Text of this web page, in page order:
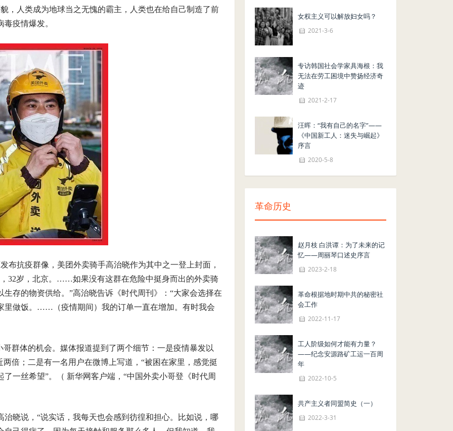
，人类成为地球当之无愧的霸主，人类也在给自己制造了前
疫情爆发。
布抗疫群像，美团外卖骑手高治晓作为其中之一登上封面，
32岁，北京。……如果没有这群在危险中挺身而出的外卖骑
存的物资供给。”高治晓告诉《时代周刊》：“大家会选择在
里做饭。……（疫情期间）我的订单一直在增加。有时我会
群体的机会。媒体报道提到了两个细节：一是疫情暴发以
倍；二是有一名用户在微博上写道，“被困在家里，感觉挺
一丝希望”。（ 新华网客户端，“中国外卖小哥登《时代周
晓说，“说实话，我每天也会感到彷徨和担心。比如说，哪
女权主义可以解放妇女吗？
2021-3-6
专访韩国社会学家具海根：我
无法在劳工困境中赞扬经济奇
迹
2021-2-17
汪晖：“我有自己的名字”——
《中国新工人：迷失与崛起》
序言
2020-5-8
革命历史
赵月枝 白洪谭：为了未来的记
忆——周丽琴口述史序言
2023-2-18
革命根据地时期中共的秘密社
会工作
2022-11-17
工人阶级如何才能有力量？
——纪念安源路矿工运一百周
年
2022-10-5
共产主义者同盟简史（一）
2022-3-31